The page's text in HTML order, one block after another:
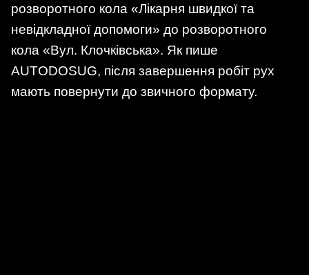
розворотного кола «Лікарня швидкої та
невідкладної допомоги» до розворотного
кола «Вул. Клочківська». Як пише
AUTODOSUG, після завершення робіт рух
мають повернути до звичного формату.